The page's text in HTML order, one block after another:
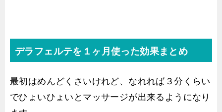
デラフェルテを１ヶ月使った効果まとめ
最初はめんどくさいけれど、なれれば３分くらい
でひょいひょいとマッサージが出来るようになり